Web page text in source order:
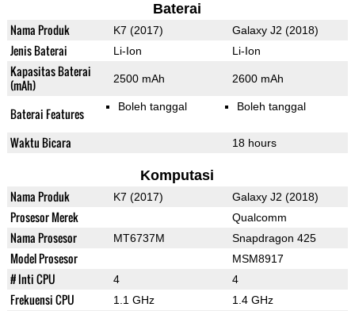
Baterai
Nama Produk K7 (2017) Galaxy J2 (2018)
Jenis Baterai Li-Ion Li-Ion
Kapasitas Baterai
(mAh)
2500 mAh 2600 mAh
Baterai Features Boleh tanggal Boleh tanggal
Waktu Bicara 18 hours
Komputasi
Nama Produk K7 (2017) Galaxy J2 (2018)
Prosesor Merek Qualcomm
Nama Prosesor MT6737M Snapdragon 425
Model Prosesor MSM8917
# Inti CPU 4 4
Frekuensi CPU 1.1 GHz 1.4 GHz